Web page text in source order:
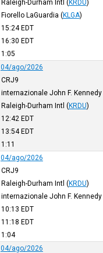
Raleigh-Durham Intl (KRDU)
Fiorello LaGuardia (KLGA)
15:24EDT
16:30 EDT
1:05
04/ago/2026
CRJ9
internazionale John F. Kennedy
Raleigh-Durham Intl (KRDU)
12:42 EDT
13:54EDT
1:11
04/ago/2026
CRJ9
Raleigh-Durham Intl (KRDU)
internazionale John F. Kennedy
10:13 EDT
11:18 EDT
1:04
04/ago/2026